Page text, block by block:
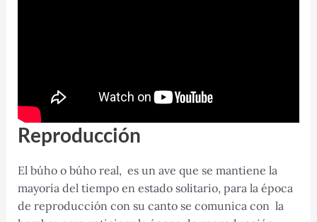
Reproducción
El búho o búho real, es un ave que se mantiene la
mayoría del tiempo en estado solitario, para la época
de reproducción con su canto se comunica con la